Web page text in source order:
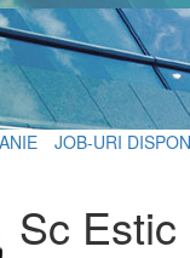
JOB-URI
Sc